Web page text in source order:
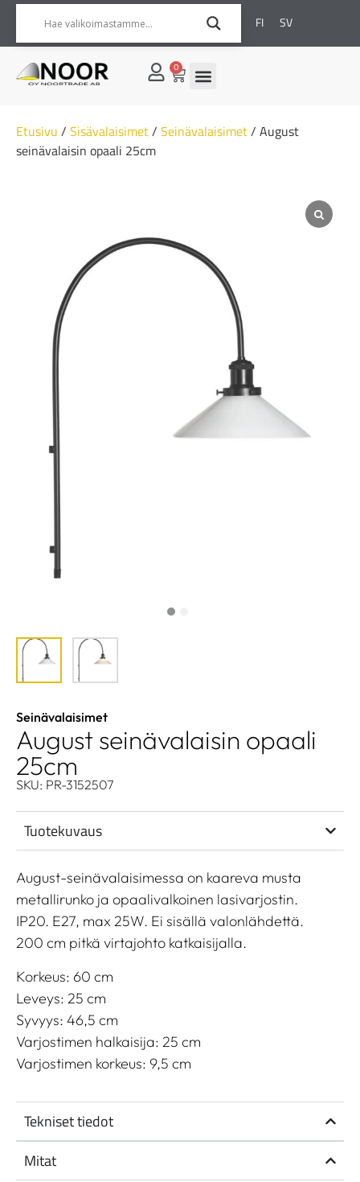
FI SV
0
Etusivu / Sisävalaisimet/ Seinävalaisimet/ August
seinävalaisin opaali 25cm
Seinävalaisimet
August seinävalaisin opaali
25cm
SKU: PR-3152507
Tuotekuvaus
August-seinävalaisimessa on kaareva musta
metallirunko ja opaalivalkoinen lasivarjostin.
IP20. E27, max 25W. Ei sisällä valonlähdettä.
200 cm pitkä virtajohto katkaisijalla.
Korkeus: 60 cm
Leveys: 25 cm
Syvyys: 46,5 cm
Varjostimen halkaisija: 25 cm
Varjostimen korkeus: 9,5 cm
Tekniset tiedot
Mitat